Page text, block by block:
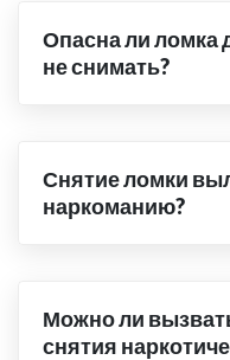
Опасна ли ломка
не снимать?
Снятие ломки
наркоманию?
Можно ли
снятия